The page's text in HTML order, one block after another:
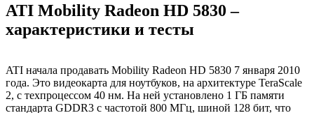
ATI Mobility Radeon HD 5830 –
характеристики и тесты
ATI начала продавать Mobility Radeon HD 5830 7 января 2010
года. Это видеокарта для ноутбуков, на архитектуре TeraScale
2, с техпроцессом 40 нм. На ней установлено 1 ГБ памяти
стандарта GDDR3 с частотой 800 МГц, шиной 128 бит, что